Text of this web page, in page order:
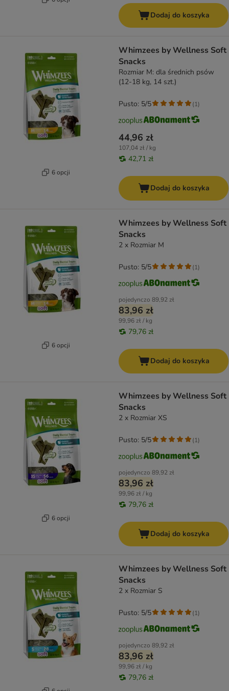
Dodaj do koszyka
6 opcji
Whimzees by Wellness Soft
Snacks
Rozmiar M: dla średnich psów
(12-18 kg, 14 szt.)
44,96 zł
107,04 zł / kg
42,71 zł
Pusto: 5/5 (1)
Dodaj do koszyka
6 opcji
Whimzees by Wellness Soft
Snacks
2 x Rozmiar M
pojedynczo 89,92 zł
83,96 zł
99,96 zł / kg
79,76 zł
Pusto: 5/5 (1)
Dodaj do koszyka
6 opcji
Whimzees by Wellness Soft
Snacks
2 x Rozmiar XS
pojedynczo 89,92 zł
83,96 zł
99,96 zł / kg
79,76 zł
Pusto: 5/5 (1)
Dodaj do koszyka
Whimzees by Wellness Soft
Snacks
2 x Rozmiar S
pojedynczo 89,92 zł
83,96 zł
99,96 zł / kg
79,76 zł
Pusto: 5/5 (1)